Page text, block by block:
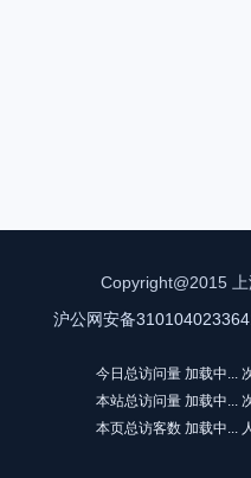
Copyright@2015
沪公网安备
今日总访问量 加载中...
本站总访问量 加载中...
本页总访客数 加载中...